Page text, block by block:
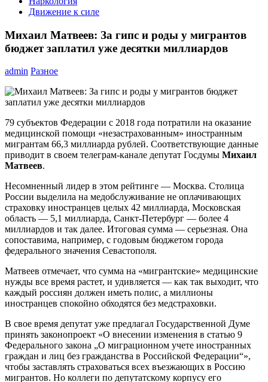
Движение к силе
Михаил Матвеев: За гипс и роды у мигрантов
бюджет заплатил уже десятки миллиардов
admin Разное
79 субъектов Федерации с 2018 года потратили на оказание
медицинской помощи «незастрахованным» иностранным
мигрантам 66,3 миллиарда рублей. Соответствующие данные
приводит в своем телеграм-канале депутат Госдумы Михаил
Матвеев.
Несомненный лидер в этом рейтинге — Москва. Столица
России выделила на медобслуживание не оплачивающих
страховку иностранцев целых 42 миллиарда, Московская
область — 5,1 миллиарда, Санкт-Петербург — более 4
миллиардов и так далее. Итоговая сумма — серьезная. Она
сопоставима, например, с годовым бюджетом города
федерального значения Севастополя.
Матвеев отмечает, что сумма на «мигрантские» медицинские
нужды все время растет, и удивляется — как так выходит, что
каждый россиян должен иметь полис, а миллионы
иностранцев спокойно обходятся без медстраховки.
В свое время депутат уже предлагал Государственной Думе
принять законопроект «О внесении изменения в статью 9
Федерального закона „О миграционном учете иностранных
граждан и лиц без гражданства в Российской Федерации“»,
чтобы заставлять страховаться всех въезжающих в Россию
мигрантов. Но коллеги по депутатскому корпусу его